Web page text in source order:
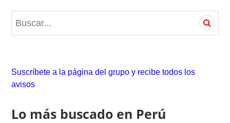
e
Suscríbete a la página del grupo y recibe todos los
avisos
Lo más buscado en Perú